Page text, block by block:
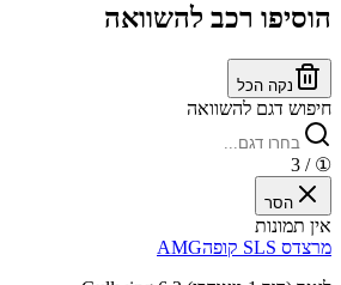
הוסיפו רכב להשוואה
נקה הכל
חיפוש דגם להשוואה
①
/ 3
הסר
אין תמונות
מרצדס SLS קופהAMG